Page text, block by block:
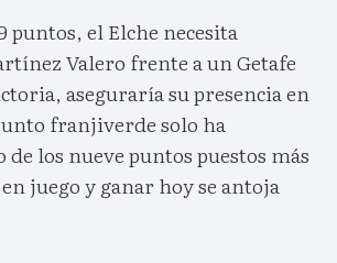
puntos, el Elche necesita
Valero frente a un Getafe
aseguraría su presencia en
franjiverde solo ha
de los nueve puntos puestos más
juego y ganar hoy se antoja